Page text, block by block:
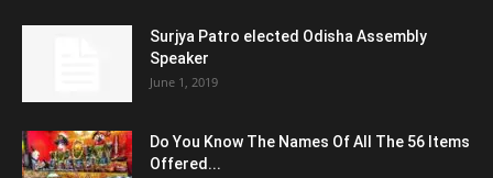
Surjya Patro elected Odisha Assembly
Speaker
June 1, 2019
Do You Know The Names Of All The 56 Items
Offered...